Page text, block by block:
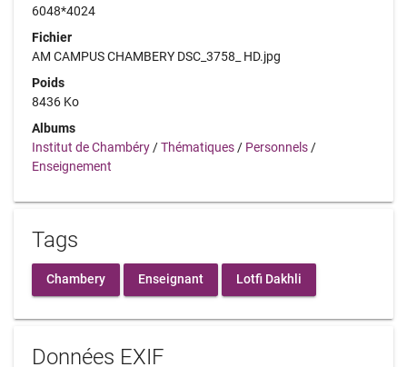
6048*4024
Fichier
AM CAMPUS CHAMBERY DSC_3758_ HD.jpg
Poids
8436 Ko
Albums
Institut de Chambéry /Thématiques / Personnels /
Enseignement
Tags
Chambery Enseignant Lotfi Dakhli
Données EXIF